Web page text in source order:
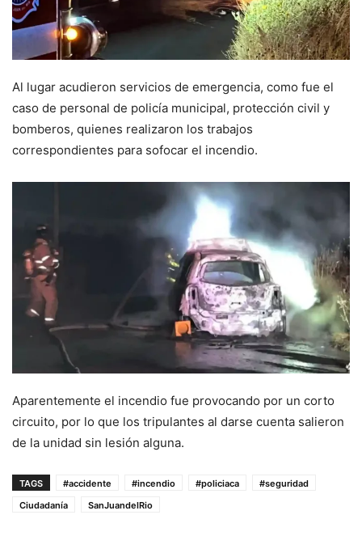
Al lugar acudieron servicios de emergencia, como fue el
caso de personal de policía municipal, protección civil y
bomberos, quienes realizaron los trabajos
correspondientes para sofocar el incendio.
Aparentemente el incendio fue provocando por un corto
circuito, por lo que los tripulantes al darse cuenta salieron
de la unidad sin lesión alguna.
TAGS #accidente #incendio #policiaca
#seguridad
Ciudadanía
SanJuandelRio